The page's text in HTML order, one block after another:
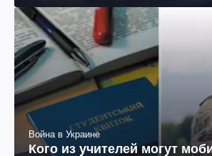
Война в Украине
Кого из учителей могут